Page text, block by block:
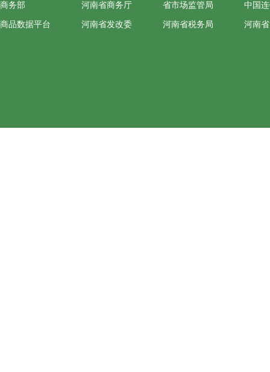
商务部 河南省商务厅 省市场监管局 中国
商品数据平台 河南省发改委 河南省税务局 河南